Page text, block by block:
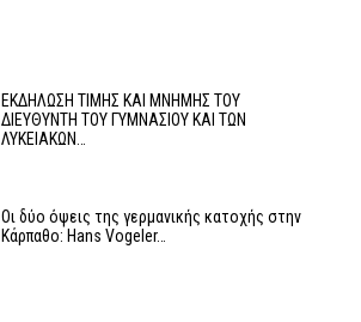
ΕΚΔΗΛΩΣΗ ΤΙΜΗΣ ΚΑΙ ΜΝΗΜΗΣ ΤΟΥ
ΔΙΕΥΘΥΝΤΗ ΤΟΥ ΓΥΜΝΑΣΙΟΥ ΚΑΙ ΤΩΝ
ΛΥΚΕΙΑΚΩΝ…
Οι δύο όψεις της γερμανικής κατοχής στην
Κάρπαθο: Hans Vogeler…